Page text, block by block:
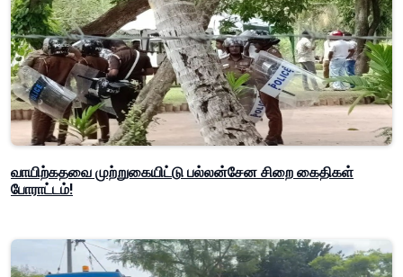
வாயிற்கதவை முற்றுகையிட்டு பல்லன்சேன சிறை கைதிகள்
போராட்டம்!